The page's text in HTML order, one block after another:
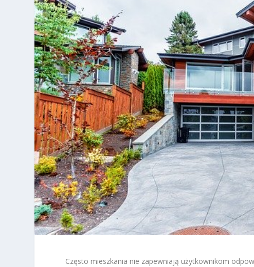
Często mieszkania nie zapewniają użytkownikom